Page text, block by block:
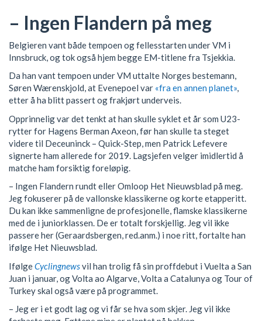
– Ingen Flandern på meg
Belgieren vant både tempoen og fellesstarten under VM i
Innsbruck, og tok også hjem begge EM-titlene fra Tsjekkia.
Da han vant tempoen under VM uttalte Norges bestemann,
Søren Wærenskjold, at Evenepoel var «fra en annen planet»,
etter å ha blitt passert og frakjørt underveis.
Opprinnelig var det tenkt at han skulle syklet et år som U23-
rytter for Hagens Berman Axeon, før han skulle ta steget
videre til Deceuninck – Quick-Step, men Patrick Lefevere
signerte ham allerede for 2019. Lagsjefen velger imidlertid å
matche ham forsiktig foreløpig.
– Ingen Flandern rundt eller Omloop Het Nieuwsblad på meg.
Jeg fokuserer på de vallonske klassikerne og korte etapperitt.
Du kan ikke sammenligne de profesjonelle, flamske klassikerne
med de i juniorklassen. De er totalt forskjellig. Jeg vil ikke
passere her (Geraardsbergen, red.anm.) i noe ritt, fortalte han
ifølge Het Nieuwsblad.
IfølgeCyclingnewsvil han trolig få sin proffdebut i Vuelta a San
Juan i januar, og Volta ao Algarve, Volta a Catalunya og Tour of
Turkey skal også være på programmet.
– Jeg er i et godt lag og vi får se hva som skjer. Jeg vil ikke